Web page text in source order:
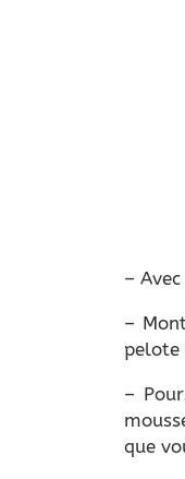
–
–
pelote
–
que